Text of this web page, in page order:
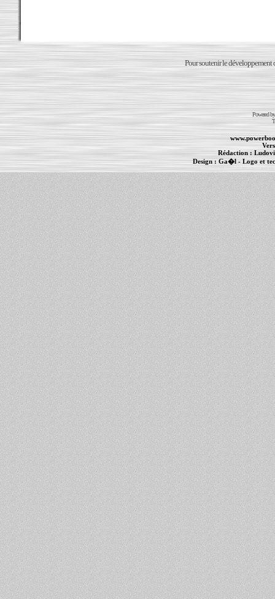
Pour soutenir le développement
Powered
Rédaction :
Design : Ga�l- Logo et
PowerBook- MacBook Pro